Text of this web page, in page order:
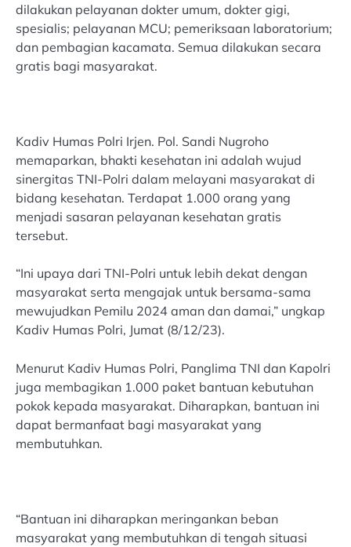
dilakukan pelayanan dokter umum, dokter gigi,
spesialis; pelayanan MCU; pemeriksaan laboratorium;
dan pembagian kacamata. Semua dilakukan secara
gratis bagi masyarakat.
Kadiv Humas Polri Irjen. Pol. Sandi Nugroho
memaparkan, bhakti kesehatan ini adalah wujud
sinergitas TNI-Polri dalam melayani masyarakat di
bidang kesehatan. Terdapat 1.000 orang yang
menjadi sasaran pelayanan kesehatan gratis
tersebut.
“Ini upaya dari TNI-Polri untuk lebih dekat dengan
masyarakat serta mengajak untuk bersama-sama
mewujudkan Pemilu 2024 aman dan damai,” ungkap
Kadiv Humas Polri, Jumat (8/12/23).
Menurut Kadiv Humas Polri, Panglima TNI dan Kapolri
juga membagikan 1.000 paket bantuan kebutuhan
pokok kepada masyarakat. Diharapkan, bantuan ini
dapat bermanfaat bagi masyarakat yang
membutuhkan.
“Bantuan ini diharapkan meringankan beban
masyarakat yang membutuhkan di tengah situasi